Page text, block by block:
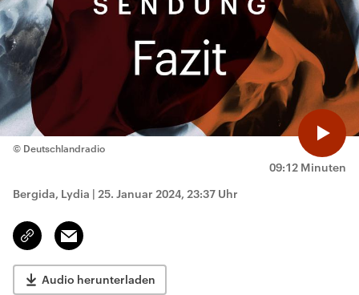
09:12 Minuten
© Deutschlandradio
Bergida, Lydia | 25. Januar 2024, 23:37 Uhr
Link
kopieren/teilen
Email
Audio herunterladen